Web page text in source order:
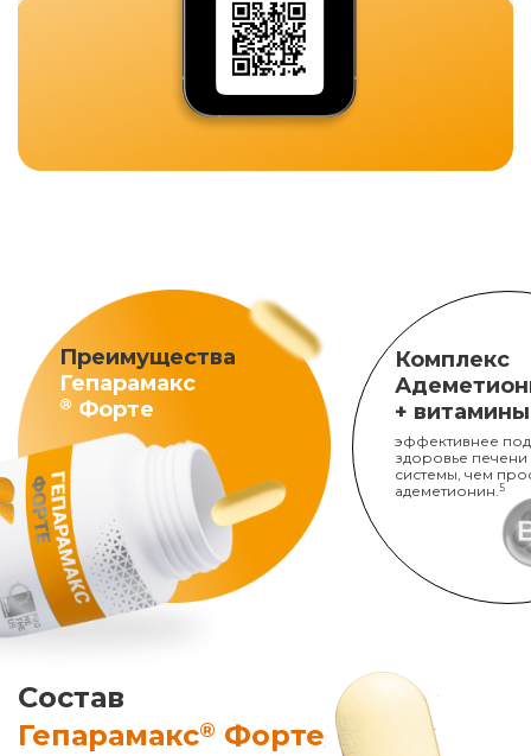
Преимущества
Гепарамакс
® Форте
Комплекс
+
эффективнее
здоровье печени
системы, чем
адеметионин. 5
Состав
Гепарамакс® Форте